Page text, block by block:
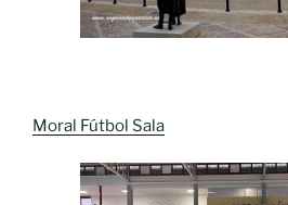
Moral Fútbol Sala